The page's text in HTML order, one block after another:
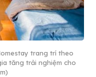
trang trí theo
tăng trải nghiệm cho